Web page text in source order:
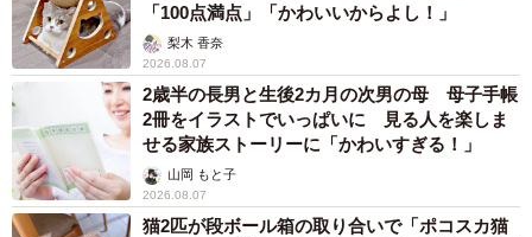
「100点満点」「かわいいからよし！」
梨木 香奈
2026.08.07
2歳半の長男と生後2カ月の次男の母 母子手帳
2冊をイラストでいっぱいに 見る人を楽しま
せる家族ストーリーに「かわいすぎる！」
山岡 もと子
2026.08.07
猫2匹が段ボール箱の取り合いで「ポコスカ猫